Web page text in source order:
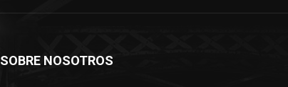
SOBRE NOSOTROS